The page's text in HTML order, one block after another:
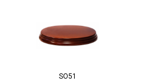
SO51